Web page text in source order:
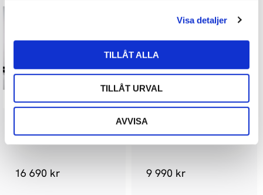
l
Visa detaljer
TILLÅT ALLA
TILLÅT URVAL
AVVISA
16 690 kr
STAX SR-L500 MKII
9 990 kr